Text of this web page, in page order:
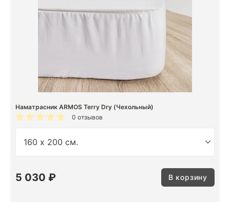
Наматрасник ARMOS Terry Dry (Чехольный)
0 отзывов
5 030 ₽ В корзину